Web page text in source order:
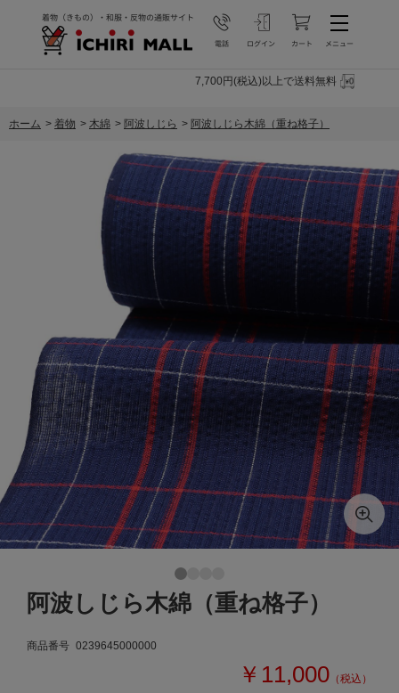
7,700円(税込)以上で送料無料
ホーム > 着物 > 木綿 > 阿波しじら > 阿波しじら木綿（重ね格子）
阿波しじら木綿（重ね格子）
商品番号 0239645000000
￥11,000 （税込）